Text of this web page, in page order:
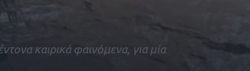
καιρικά φαινόμενα, για μία